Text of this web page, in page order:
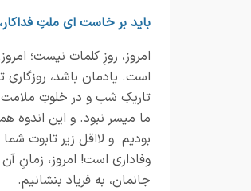
باید بر خاست ای ملتِ
امروز، روزِ کلمات نیست؛
است. یادمان باشد،
تاریکِ شب و در خلوتِ ملامت
ما میسر نبود. و این اندوه
بودیم و لااقل زیر تابوت
وفاداری است! امروز، زمانِ
جانمان، به فریاد بنشانیم.